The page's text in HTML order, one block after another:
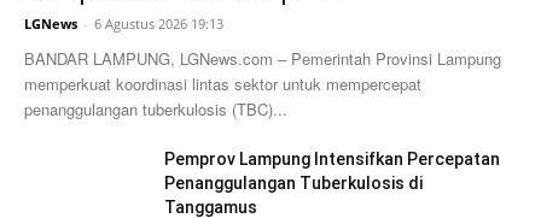
LGNews - 6 Agustus 2026 19:13
BANDAR LAMPUNG, LGNews.com – Pemerintah Provinsi Lampung
memperkuat koordinasi lintas sektor untuk mempercepat
penanggulangan tuberkulosis (TBC)...
Pemprov Lampung Intensifkan Percepatan
Penanggulangan Tuberkulosis di
Tanggamus